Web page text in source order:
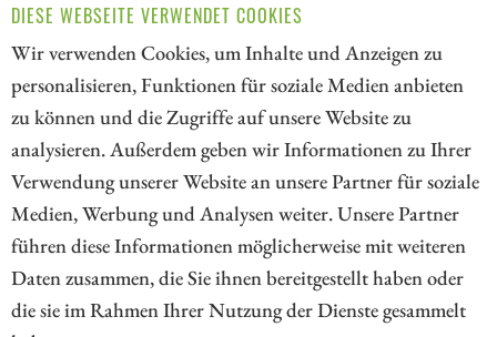
DIESE WEBSEITE VERWENDET COOKIES
Wir verwenden Cookies, um Inhalte und Anzeigen zu
personalisieren, Funktionen für soziale Medien anbieten
zu können und die Zugriffe auf unsere Website zu
analysieren. Außerdem geben wir Informationen zu Ihrer
Verwendung unserer Website an unsere Partner für soziale
Medien, Werbung und Analysen weiter. Unsere Partner
führen diese Informationen möglicherweise mit weiteren
Daten zusammen, die Sie ihnen bereitgestellt haben oder
die sie im Rahmen Ihrer Nutzung der Dienste gesammelt
Nuklear-Brennstofflieferkette aufzubauen und können
entscheidende Meilensteine markieren.
ZUM KOMMENTAR
// kapitalerhoehungen.de - © 2026 - Die Informationsplattform für
Investoren und Unternehmen rund um Kapitalerhöhung, Kapitalmarkt
und Unternehmensfinanzierung